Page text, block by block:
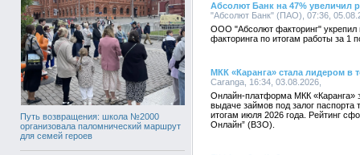
Путь возвращения: школа №2000
организовала паломнический маршрут
для семей героев
Абсолют Банк на 47% увеличил
"Абсолют Банк" (ПАО), 07:36,
ООО "Абсолют факторинг" укрепил
факторинга по итогам работы за 1
МКК «Каранга» стала лидером в
Caranga, 16:34, 03.08.2026,
Онлайн-платформа МКК «Каранга»
выдаче займов под залог паспорта
итогам июля 2026 года. Рейтинг
Онлайн” (ВЗО).